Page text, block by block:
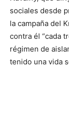
sociales desde
la campaña del
contra él “cada
régimen de
tenido una vida